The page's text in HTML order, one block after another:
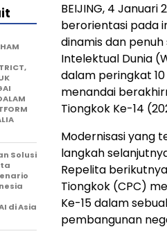
BEIJING, 4 Januari
berorientasi pada
dinamis dan
Intelektual Dunia
dalam peringkat
menandai
Tiongkok Ke-14
Modernisasi yang
langkah
Repelita
Tiongkok (CPC)
Ke-15 dalam
pembangunan
Solusi
di Asia